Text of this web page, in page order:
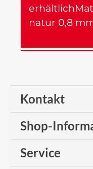
natur 0,8
Kontakt
Shop-
Service